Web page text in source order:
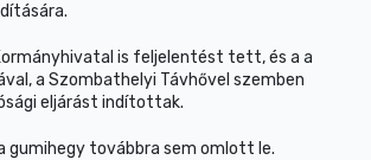
is feljelentést tett, és a a
a Szombathelyi Távhővel szemben
eljárást indítottak.
gumihegy továbbra sem omlott le.